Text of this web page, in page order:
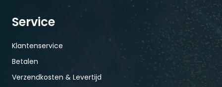
Service
Klantenservice
Betalen
Verzendkosten & Levertijd